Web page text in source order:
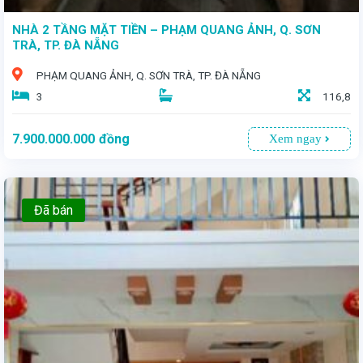
NHÀ 2 TẦNG MẶT TIỀN – PHẠM QUANG ẢNH, Q. SƠN
TRÀ, TP. ĐÀ NẴNG
PHẠM QUANG ẢNH, Q. SƠN TRÀ, TP. ĐÀ NẴNG
3
116,8
7.900.000.000 đồng Xem ngay
Đã bán